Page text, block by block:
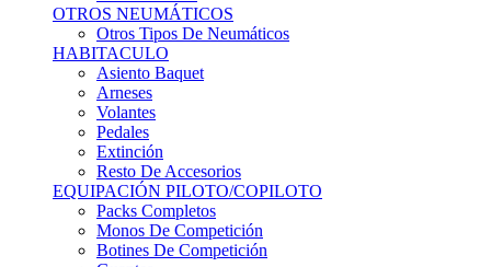
Otros Tipos De Neumáticos
HABITACULO
Asiento Baquet
Arneses
Volantes
Pedales
Extinción
Resto De Accesorios
EQUIPACIÓN PILOTO/COPILOTO
Packs Completos
Monos De Competición
Botines De Competición
Guantes
Ropa Interior